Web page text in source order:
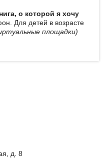
о которой я хочу
Для детей в возрасте
площадки)
д. 8